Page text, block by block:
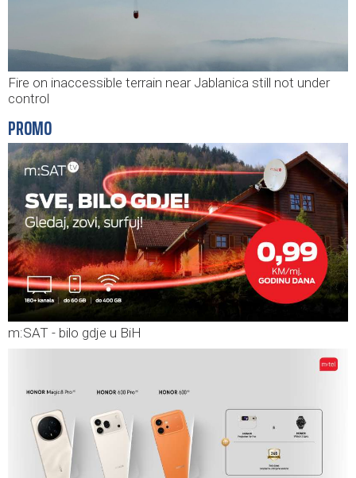
Fire on inaccessible terrain near Jablanica still not under
control
PROMO
m:SAT - bilo gdje u BiH